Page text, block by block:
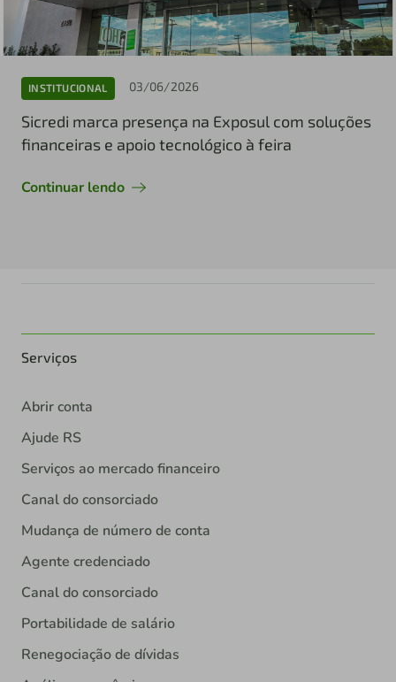
INSTITUCIONAL 03/06/2026
Sicredi marca presença na Exposul com soluções
financeiras e apoio tecnológico à feira
Continuar lendo
Serviços
Abrir conta
Ajude RS
Serviços ao mercado financeiro
Canal do consorciado
Mudança de número de conta
Agente credenciado
Canal do consorciado
Portabilidade de salário
Renegociação de dívidas